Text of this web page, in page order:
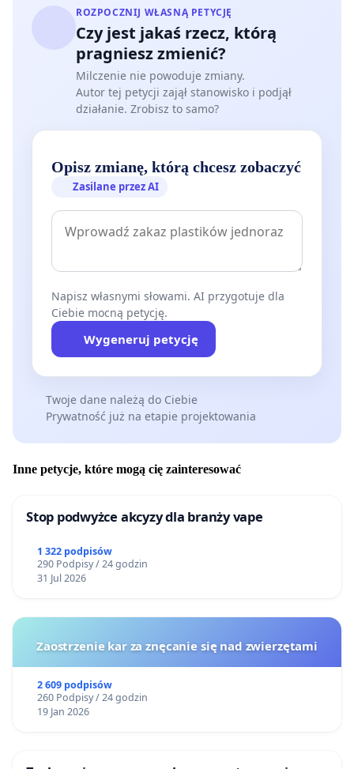
ROZPOCZNIJ WŁASNĄ PETYCJĘ
Czy jest jakaś rzecz, którą
pragniesz zmienić?
Milczenie nie powoduje zmiany.
Autor tej petycji zajął stanowisko i podjął
działanie. Zrobisz to samo?
Opisz zmianę, którą chcesz zobaczyć
Zasilane przez AI
Napisz własnymi słowami. AI przygotuje dla
Ciebie mocną petycję.
Wygeneruj petycję
Twoje dane należą do Ciebie
Prywatność już na etapie projektowania
Inne petycje, które mogą cię zainteresować
Stop podwyżce akcyzy dla branży vape
1 322 podpisów
290 Podpisy / 24 godzin
31 Jul 2026
Zaostrzenie kar za znęcanie się nad zwierzętami
2 609 podpisów
260 Podpisy / 24 godzin
19 Jan 2026